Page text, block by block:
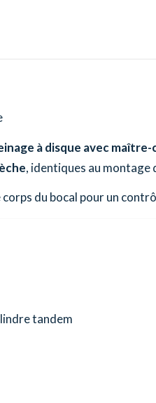
à disque avec
, identiques au montage
du bocal pour un
tandem